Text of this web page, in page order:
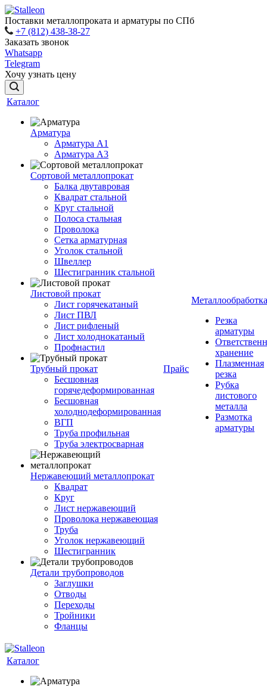
Поставки металлопроката и арматуры по СПб
+7 (812) 438-38-27
Заказать звонок
Whatsapp
Telegram
Хочу узнать цену
Каталог
Арматура
Арматура A1
Арматура А3
Сортовой металлопрокат
Балка двутавровая
Квадрат стальной
Круг стальной
Полоса стальная
Проволока
Сетка арматурная
Уголок стальной
Швеллер
Шестигранник стальной
Листовой прокат
Лист горячекатаный
Лист ПВЛ
Лист рифленый
Лист холоднокатаный
Профнастил
Трубный прокат
Бесшовная
горячедеформированная
Бесшовная
холоднодеформированная
ВГП
Труба профильная
Труба электросварная
Нержавеющий металлопрокат
Квадрат
Круг
Лист нержавеющий
Проволока нержавеющая
Труба
Уголок нержавеющий
Шестигранник
Детали трубопроводов
Заглушки
Отводы
Переходы
Тройники
Фланцы
Прайс
Металлообработка
Резка
арматуры
хранение
Плазменная
резка
Рубка
листового
металла
Размотка
арматуры
Каталог